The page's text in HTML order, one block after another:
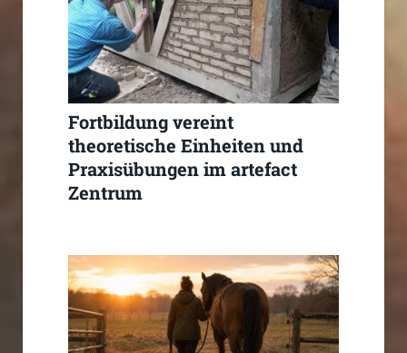
Fortbildung vereint
theoretische Einheiten und
Praxisübungen im artefact
Zentrum